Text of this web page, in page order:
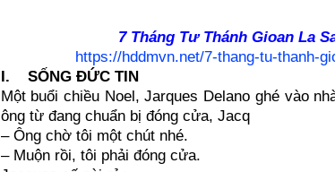
7 Tháng Tư Thánh Gioan La
https://hddmvn.net/7-thang-tu-thanh-
I. SỐNG ĐỨC TIN
Một buổi chiều Noel, Jarques Delano ghé vào
ông từ đang chuẩn bị đóng cửa, Jacq
– Ông chờ tôi một chút nhé.
– Muộn rồi, tôi phải đóng cửa.